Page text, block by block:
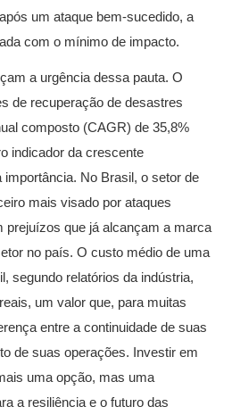
um ataque bem-sucedido, a
com o mínimo de impacto.
a urgência dessa pauta. O
de recuperação de desastres
composto (CAGR) de 35,8%
indicador da crescente
No Brasil, o setor de
mais visado por ataques
prejuízos que já alcançam a marca
no país. O custo médio de uma
segundo relatórios da indústria,
um valor que, para muitas
entre a continuidade de suas
de suas operações. Investir em
uma opção, mas uma
a resiliência e o futuro das